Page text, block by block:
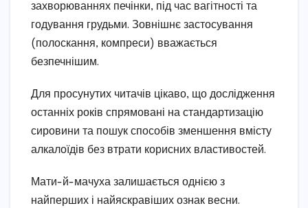
захворюваннях печінки, під час вагітності та
годування грудьми. Зовнішнє застосування
(полоскання, компреси) вважається
безпечнішим.
Для просунутих читачів цікаво, що дослідження
останніх років спрямовані на стандартизацію
сировини та пошук способів зменшення вмісту
алкалоїдів без втрати корисних властивостей.
Мати-й-мачуха залишається однією з
найперших і найяскравіших ознак весни.